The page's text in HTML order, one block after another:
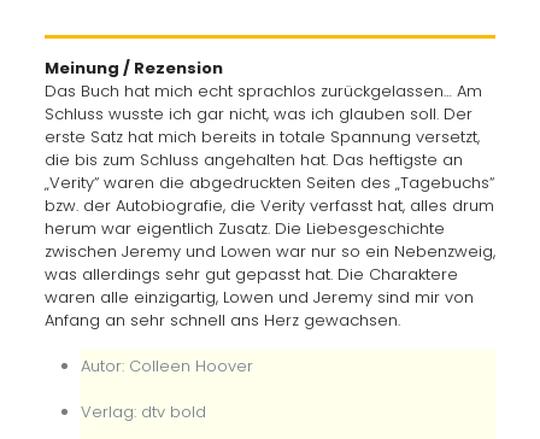
Meinung / Rezension
Das Buch hat mich echt sprachlos zurückgelassen… Am
Schluss wusste ich gar nicht, was ich glauben soll. Der
erste Satz hat mich bereits in totale Spannung versetzt,
die bis zum Schluss angehalten hat. Das heftigste an
„Verity“ waren die abgedruckten Seiten des „Tagebuchs“
bzw. der Autobiografie, die Verity verfasst hat, alles drum
herum war eigentlich Zusatz. Die Liebesgeschichte
zwischen Jeremy und Lowen war nur so ein Nebenzweig,
was allerdings sehr gut gepasst hat. Die Charaktere
waren alle einzigartig, Lowen und Jeremy sind mir von
Anfang an sehr schnell ans Herz gewachsen.
Autor: Colleen Hoover
Verlag: dtv bold